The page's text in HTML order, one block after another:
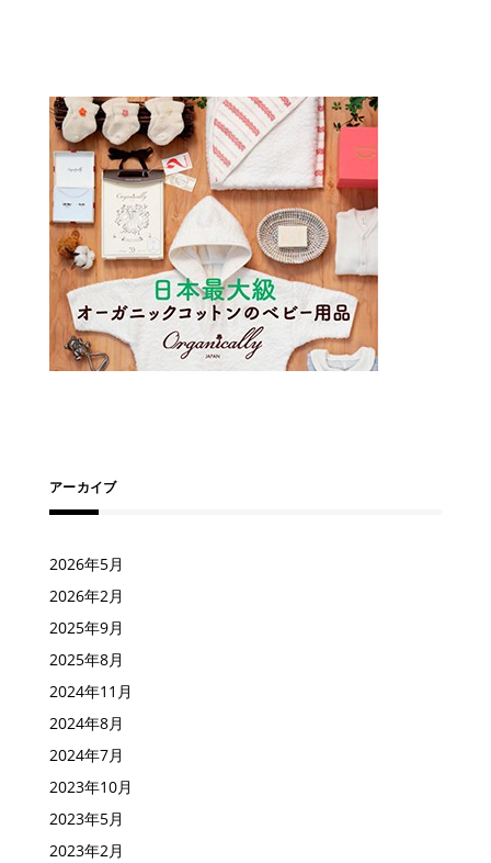
アーカイブ
2026年5月
2026年2月
2025年9月
2025年8月
2024年11月
2024年8月
2024年7月
2023年10月
2023年5月
2023年2月